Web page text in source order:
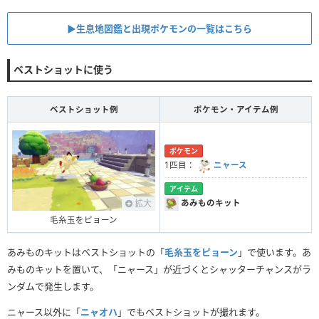
▶︎生息地図鑑と出現ポケモンの一覧はこちら
ベストショットに使う
ベストショット例 ポケモン・アイテム例
拡大
毛糸玉をピョーン
ポケモン
1匹目： ニャース
アイテム
あみものキット
あみものキットはベストショットの「毛糸玉をピョーン 」で使います。あ
みものキットを置いて、「ニャース」が近づくとシャッターチャンスがラ
ンダムで発生します。
ニャース以外に「ニャオハ」でもベストショットが撮れます。